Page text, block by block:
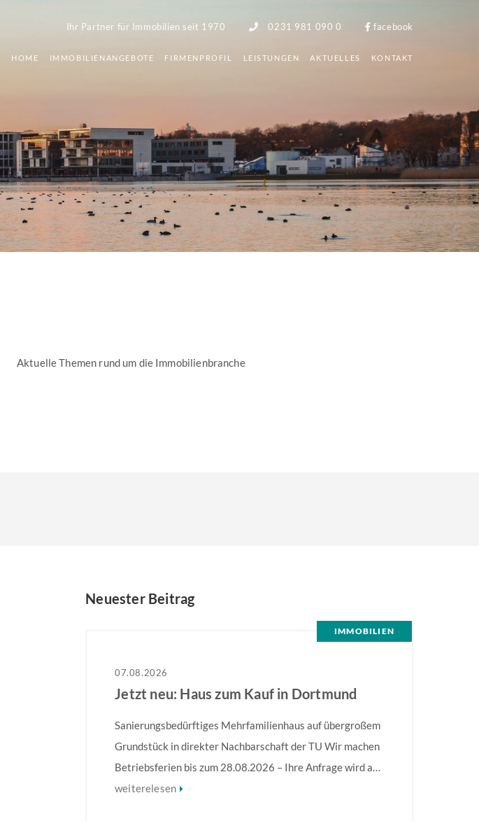
Ihr Partner für Immobilien seit 1970 0231 981 090 0 facebook
HOME IMMOBILIENANGEBOTE FIRMENPROFIL LEISTUNGEN AKTUELLES KONTAKT
Aktuelle Themen rund um die Immobilienbranche
Neuester Beitrag
IMMOBILIEN
07.08.2026
Jetzt neu: Haus zum Kauf in Dortmund
Sanierungsbedürftiges Mehrfamilienhaus auf übergroßem
Grundstück in direkter Nachbarschaft der TU Wir machen
Betriebsferien bis zum 28.08.2026 – Ihre Anfrage wird ab
dem 31.08.2026 bearbeitet! Sanierungsbedürftiges
weiterelesen